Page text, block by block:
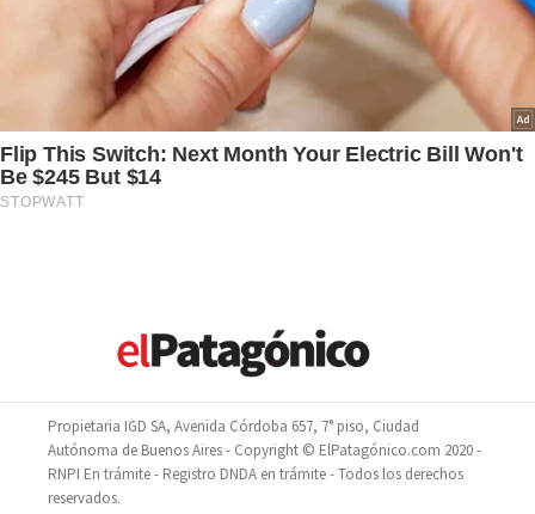
Propietaria IGD SA, Avenida Córdoba 657, 7° piso, Ciudad
Autónoma de Buenos Aires - Copyright © ElPatagónico.com 2020 -
RNPI En trámite - Registro DNDA en trámite - Todos los derechos
reservados.